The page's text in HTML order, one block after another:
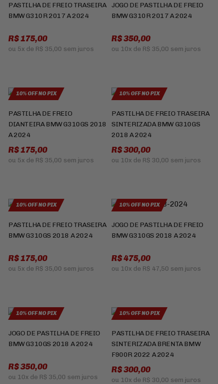
PASTILHA DE FREIO TRASEIRA
BMW G310R 2017 A 2024
R$ 175,00
ou 5x de R$ 35,00 sem juros
JOGO DE PASTILHA DE FREIO
BMW G310R 2017 A 2024
R$ 350,00
ou 10x de R$ 35,00 sem juros
10% OFF NO PIX
PASTILHA DE FREIO
DIANTEIRA BMW G310GS 2018
A 2024
R$ 175,00
ou 5x de R$ 35,00 sem juros
10% OFF NO PIX
PASTILHA DE FREIO TRASEIRA
SINTERIZADA BMW G310GS
2018 A 2024
R$ 300,00
ou 10x de R$ 30,00 sem juros
10% OFF NO PIX
PASTILHA DE FREIO TRASEIRA
BMW G310GS 2018 A 2024
R$ 175,00
ou 5x de R$ 35,00 sem juros
10% OFF NO PIX
JOGO DE PASTILHA DE FREIO
BMW G310GS 2018 A 2024
R$ 475,00
ou 10x de R$ 47,50 sem juros
10% OFF NO PIX
JOGO DE PASTILHA DE FREIO
BMW G310GS 2018 A 2024
R$ 350,00
ou 10x de R$ 35,00 sem juros
10% OFF NO PIX
PASTILHA DE FREIO TRASEIRA
SINTERIZADA BRENTA BMW
F900R 2022 A 2024
R$ 300,00
ou 10x de R$ 30,00 sem juros